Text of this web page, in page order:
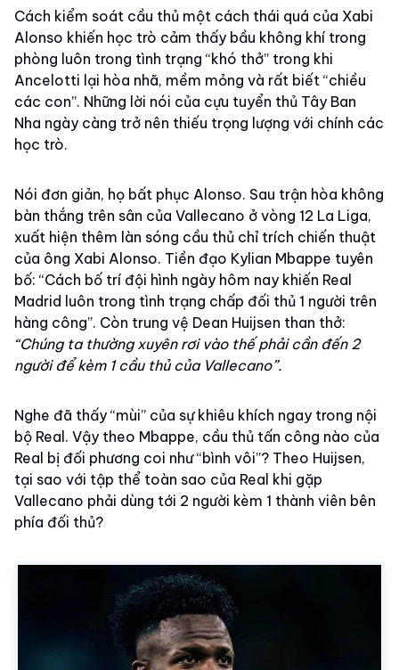
Cách kiểm soát cầu thủ một cách thái quá của Xabi
Alonso khiến học trò cảm thấy bầu không khí trong
phòng luôn trong tình trạng “khó thở” trong khi
Ancelotti lại hòa nhã, mềm mỏng và rất biết “chiều
các con”. Những lời nói của cựu tuyển thủ Tây Ban
Nha ngày càng trở nên thiếu trọng lượng với chính các
học trò.
Nói đơn giản, họ bất phục Alonso. Sau trận hòa không
bàn thắng trên sân của Vallecano ở vòng 12 La Liga,
xuất hiện thêm làn sóng cầu thủ chỉ trích chiến thuật
của ông Xabi Alonso. Tiền đạo Kylian Mbappe tuyên
bố: “Cách bố trí đội hình ngày hôm nay khiến Real
Madrid luôn trong tình trạng chấp đối thủ 1 người trên
hàng công”. Còn trung vệ Dean Huijsen than thở:
“Chúng ta thường xuyên rơi vào thế phải cần đến 2
người để kèm 1 cầu thủ của Vallecano”.
Nghe đã thấy “mùi” của sự khiêu khích ngay trong nội
bộ Real. Vậy theo Mbappe, cầu thủ tấn công nào của
Real bị đối phương coi như “bình vôi”? Theo Huijsen,
tại sao với tập thể toàn sao của Real khi gặp
Vallecano phải dùng tới 2 người kèm 1 thành viên bên
phía đối thủ?